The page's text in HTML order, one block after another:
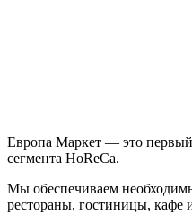
Европа Маркет — это первый
сегмента HoReCa.
Мы обеспечиваем
рестораны, гостиницы, кафе